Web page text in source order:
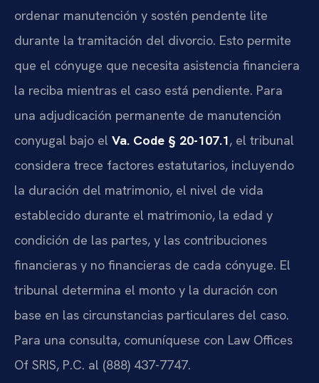
ordenar manutención y sostén pendente lite
durante la tramitación del divorcio. Esto permite
que el cónyuge que necesita asistencia financiera
la reciba mientras el caso está pendiente. Para
una adjudicación permanente de manutención
conyugal bajo el Va. Code § 20-107.1, el tribunal
considera trece factores estatutarios, incluyendo
la duración del matrimonio, el nivel de vida
establecido durante el matrimonio, la edad y
condición de las partes, y las contribuciones
financieras y no financieras de cada cónyuge. El
tribunal determina el monto y la duración con
base en las circunstancias particulares del caso.
Para una consulta, comuníquese con Law Offices
Of SRIS, P.C. al (888) 437-7747.